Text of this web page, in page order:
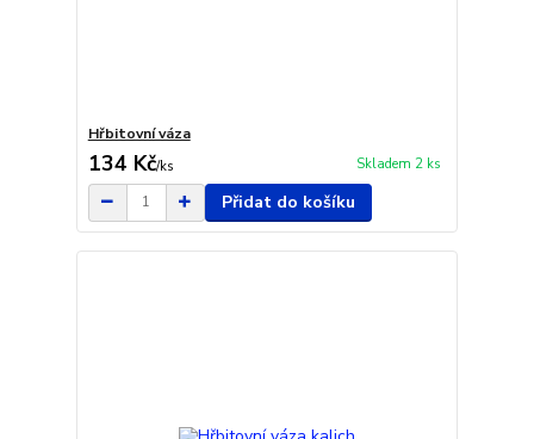
Hřbitovní váza
134 Kč/ks Skladem 2 ks
Přidat do košíku